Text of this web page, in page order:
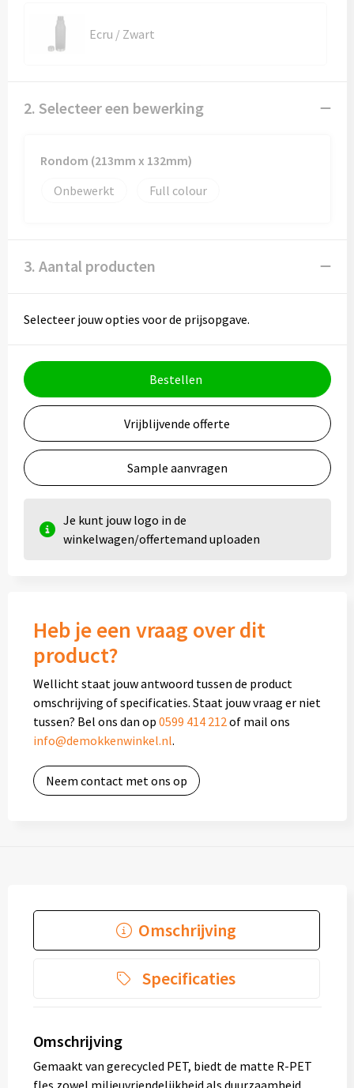
Ecru / Zwart
2. Selecteer een bewerking
Rondom (213mm x 132mm)
Onbewerkt
Full colour
3. Aantal producten
Selecteer jouw opties voor de prijsopgave.
Bestellen
Vrijblijvende offerte
Sample aanvragen
Je kunt jouw logo in de
winkelwagen/offertemand uploaden
Heb je een vraag over dit
product?
Wellicht staat jouw antwoord tussen de product
omschrijving of specificaties. Staat jouw vraag er niet
tussen? Bel ons dan op 0599 414 212of mail ons
info@demokkenwinkel.nl.
Neem contact met ons op
Omschrijving
Specificaties
Omschrijving
Gemaakt van gerecycled PET, biedt de matte R-PET
fles zowel milieuvriendelijkheid als duurzaamheid.